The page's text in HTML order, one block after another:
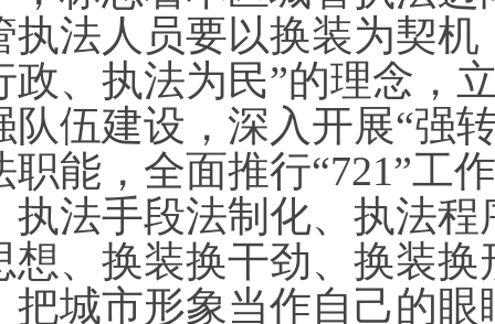
执法人员要以换装为契
政、执法为民”的理念，
队伍建设，深入开展“强
职能，全面推行“721”工
执法手段法制化、执法
想、换装换干劲、换装
把城市形象当作自己的